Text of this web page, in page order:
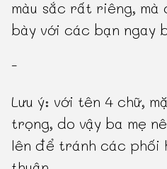
màu sắc rất riêng,
bày với các bạn ngay
-
Lưu ý: với tên 4 chữ,
trọng, do vậy ba mẹ
lên để tránh các phối